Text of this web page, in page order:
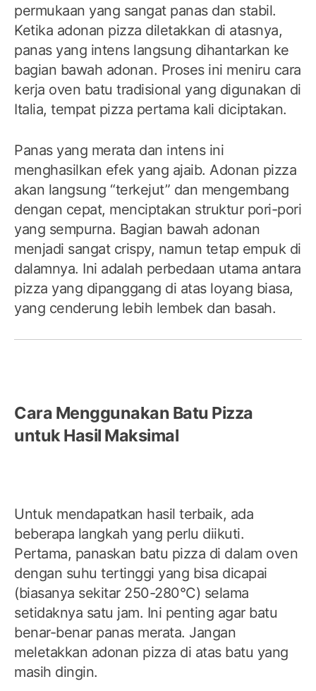
permukaan yang sangat panas dan stabil.
Ketika adonan pizza diletakkan di atasnya,
panas yang intens langsung dihantarkan ke
bagian bawah adonan. Proses ini meniru cara
kerja oven batu tradisional yang digunakan di
Italia, tempat pizza pertama kali diciptakan.
Panas yang merata dan intens ini
menghasilkan efek yang ajaib. Adonan pizza
akan langsung “terkejut” dan mengembang
dengan cepat, menciptakan struktur pori-pori
yang sempurna. Bagian bawah adonan
menjadi sangat crispy, namun tetap empuk di
dalamnya. Ini adalah perbedaan utama antara
pizza yang dipanggang di atas loyang biasa,
yang cenderung lebih lembek dan basah.
Cara Menggunakan Batu Pizza
untuk Hasil Maksimal
Untuk mendapatkan hasil terbaik, ada
beberapa langkah yang perlu diikuti.
Pertama, panaskan batu pizza di dalam oven
dengan suhu tertinggi yang bisa dicapai
(biasanya sekitar 250-280°C) selama
setidaknya satu jam. Ini penting agar batu
benar-benar panas merata. Jangan
meletakkan adonan pizza di atas batu yang
masih dingin.